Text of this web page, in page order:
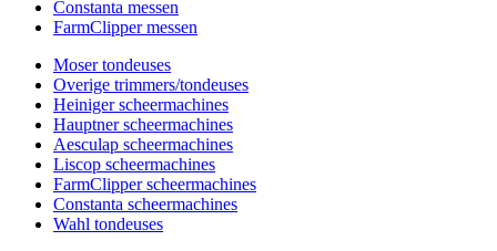
Constanta messen
FarmClipper messen
Moser tondeuses
Overige trimmers/tondeuses
Heiniger scheermachines
Hauptner scheermachines
Aesculap scheermachines
Liscop scheermachines
FarmClipper scheermachines
Constanta scheermachines
Wahl tondeuses